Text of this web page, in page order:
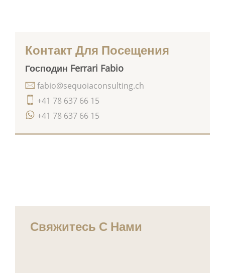
Контакт Для Посещения
Господин Ferrari Fabio
+41 78 637 66 15
+41 78 637 66 15
fabio@sequoiaconsulting.ch
Свяжитесь С Нами